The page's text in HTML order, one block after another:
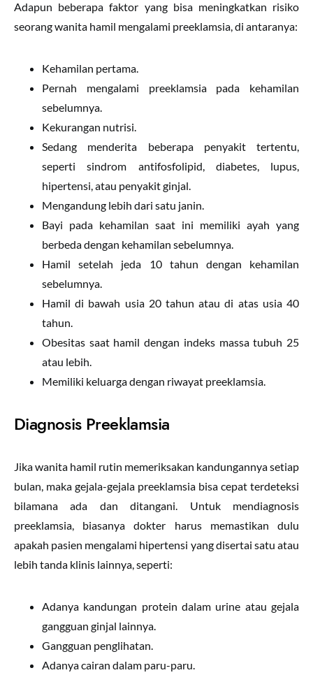
Adapun beberapa faktor yang bisa meningkatkan risiko
seorang wanita hamil mengalami preeklamsia, di antaranya:
Kehamilan pertama.
Pernah mengalami preeklamsia pada kehamilan
sebelumnya.
Kekurangan nutrisi.
Sedang menderita beberapa penyakit tertentu,
seperti sindrom antifosfolipid, diabetes, lupus,
hipertensi, atau penyakit ginjal.
Mengandung lebih dari satu janin.
Bayi pada kehamilan saat ini memiliki ayah yang
berbeda dengan kehamilan sebelumnya.
Hamil setelah jeda 10 tahun dengan kehamilan
sebelumnya.
Hamil di bawah usia 20 tahun atau di atas usia 40
tahun.
Obesitas saat hamil dengan indeks massa tubuh 25
atau lebih.
Memiliki keluarga dengan riwayat preeklamsia.
Diagnosis Preeklamsia
Jika wanita hamil rutin memeriksakan kandungannya setiap
bulan, maka gejala-gejala preeklamsia bisa cepat terdeteksi
bilamana ada dan ditangani. Untuk mendiagnosis
preeklamsia, biasanya dokter harus memastikan dulu
apakah pasien mengalami hipertensi yang disertai satu atau
lebih tanda klinis lainnya, seperti:
Adanya kandungan protein dalam urine atau gejala
gangguan ginjal lainnya.
Gangguan penglihatan.
Adanya cairan dalam paru-paru.